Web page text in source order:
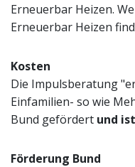
Erneuerbar Heizen.
Erneuerbar Heizen
Kosten
Die Impulsberatung
Einfamilien- so wie
Bund gefördert und
Förderung Bund